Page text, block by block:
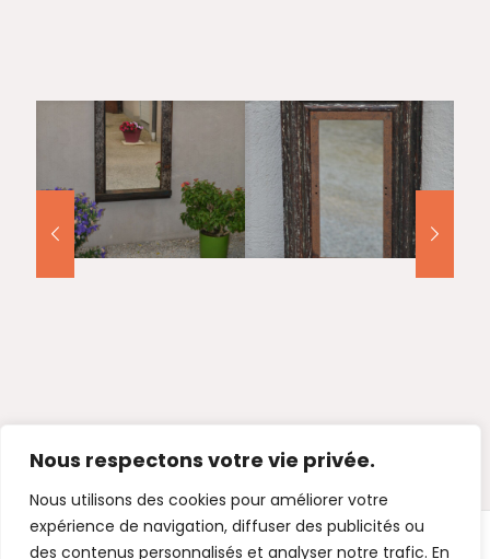
Nous respectons votre vie privée.
Nous utilisons des cookies pour améliorer votre
expérience de navigation, diffuser des publicités ou
des contenus personnalisés et analyser notre trafic. En